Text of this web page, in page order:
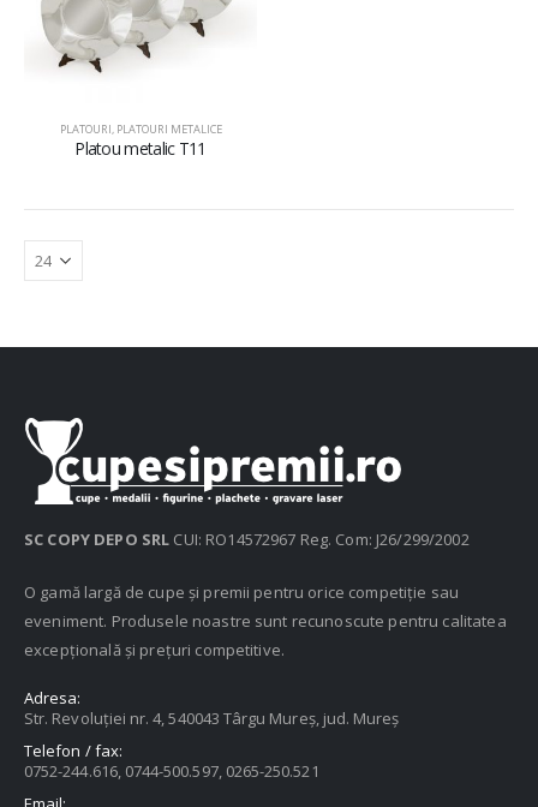
PLATOURI, PLATOURI METALICE
Platou metalic T11
SC COPY DEPO SRL CUI: RO14572967 Reg. Com: J26/299/2002
O gamă largă de cupe și premii pentru orice competiție sau
eveniment. Produsele noastre sunt recunoscute pentru calitatea
excepțională și prețuri competitive.
Adresa:
Str. Revoluției nr. 4, 540043 Târgu Mureș, jud. Mureș
Telefon / fax:
0752-244.616, 0744-500.597, 0265-250.521